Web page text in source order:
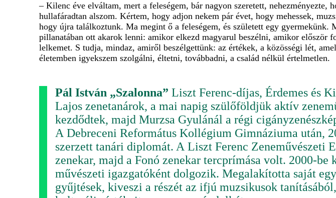
– Kilenc éve elváltam, mert a feleségem, bár nagyon szeretett,
hullafáradtan alszom. Kértem, hogy adjon nekem pár évet, hogy mehessek,
hogy újra találkoztunk. Ma megint ő a feleségem, és született egy
pillanatában ott akarok lenni: amikor elkezd magyarul beszélni, amikor először
lelkemet. S tudja, mindaz, amiről beszélgettünk: az értékek, a közösségi lét,
életemben igyekszem szolgálni, éltetni, továbbadni, a család nélkül értelmetlen.
Pál István „Szalonna” Liszt Ferenc-díjas, Érdemes és
Lajos zenetanárok, a mai napig szülőföldjük aktív
kezdődtek, majd Murzsa Gyulánál a régi
A Debreceni Református Kollégium Gimnáziuma után,
szerzett tanári diplomát. A Liszt Ferenc Zeneművészeti
zenekar, majd a Fonó zenekar tercprímása volt. 2000-
művészeti igazgatóként dolgozik. Megalakította saját
gyűjtések, kiveszi a részét az ifjú muzsikusok